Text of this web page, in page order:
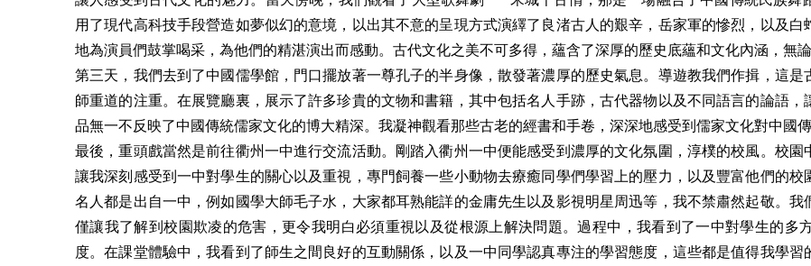
用了現代高科技手段營造如夢似幻的意境，以出其不意的呈現方式演繹了良渚古人的艱辛，岳家軍的慘烈，以及
地為演員們鼓掌喝采，為他們的精湛演出而感動。古代文化之美不可多得，蘊含了深厚的歷史底蘊和文化內涵，無
第三天，我們去到了中國儒學館，門口擺放著一尊孔子的半身像，散發著濃厚的歷史氣息。導遊教我們作揖，這
師重道的注重。在展覽廳裏，展示了許多珍貴的文物和書籍，其中包括名人手跡，古代器物以及不同語言的論語
品無一不反映了中國傳統儒家文化的博大精深。我凝神觀看那些古老的經書和手卷，深深地感受到儒家文化對中國傳
最後，重頭戲當然是前往衢州一中進行交流活動。剛踏入衢州一中便能感受到濃厚的文化氛圍，淳樸的校風。校園
讓我深刻感受到一中對學生的關心以及重視，專門飼養一些小動物去療癒同學們學習上的壓力，以及豐富他們的
名人都是出自一中，例如國學大師毛子水，大家都耳熟能詳的金庸先生以及影視明星周迅等，我不禁肅然起敬。
僅讓我了解到校園欺凌的危害，更令我明白必須重視以及從根源上解決問題。過程中，我看到了一中對學生的多
度。在課堂體驗中，我看到了師生之間良好的互動關係，以及一中同學認真專注的學習態度，這些都是值得我學